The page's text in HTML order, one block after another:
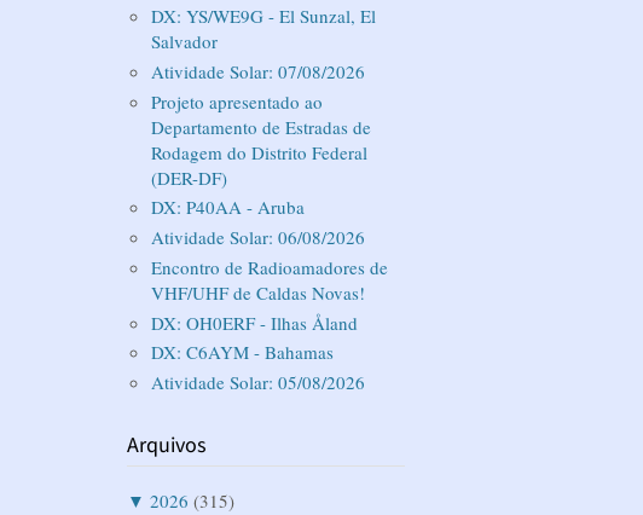
DX: YS/WE9G - El Sunzal, El
Salvador
Atividade Solar: 07/08/2026
Projeto apresentado ao
Departamento de Estradas de
Rodagem do Distrito Federal
(DER-DF)
DX: P40AA - Aruba
Atividade Solar: 06/08/2026
Encontro de Radioamadores de
VHF/UHF de Caldas Novas!
DX: OH0ERF - Ilhas Åland
DX: C6AYM - Bahamas
Atividade Solar: 05/08/2026
Arquivos
▼ 2026 (315)